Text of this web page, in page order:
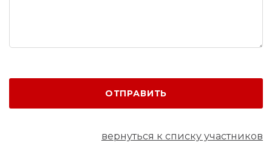
ОТПРАВИТЬ
вернуться к списку участников